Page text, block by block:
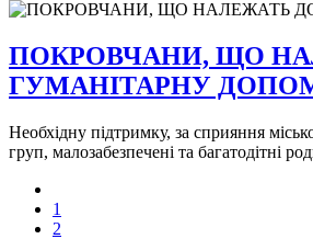
ПОКРОВЧАНИ, ЩО
ГУМАНІТАРНУ
Необхідну підтримку, за сприяння
груп, малозабезпечені та багатодітні
1
2